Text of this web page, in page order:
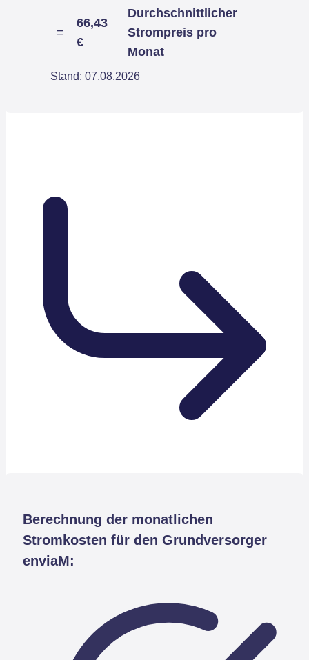
=
66,43
€
Durchschnittlicher
Strompreis pro
Monat
Stand: 07.08.2026
Berechnung der monatlichen
Stromkosten für den Grundversorger
enviaM: